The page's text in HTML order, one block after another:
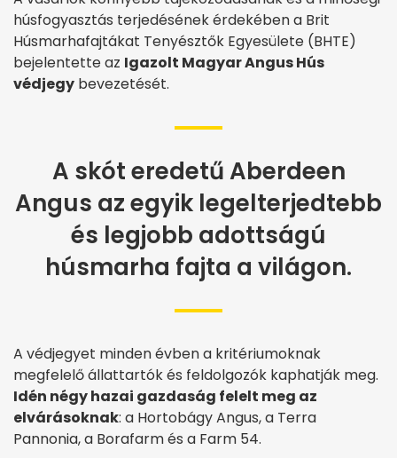
húsfogyasztás terjedésének érdekében a Brit
Húsmarhafajtákat Tenyésztők Egyesülete (BHTE)
bejelentette az Igazolt Magyar Angus Hús
védjegy bevezetését.
A skót eredetű Aberdeen
Angus az egyik legelterjedtebb
és legjobb adottságú
húsmarha fajta a világon.
A védjegyet minden évben a kritériumoknak
megfelelő állattartók és feldolgozók kaphatják meg.
Idén négy hazai gazdaság felelt meg az
elvárásoknak: a Hortobágy Angus, a Terra
Pannonia, a Borafarm és a Farm 54.